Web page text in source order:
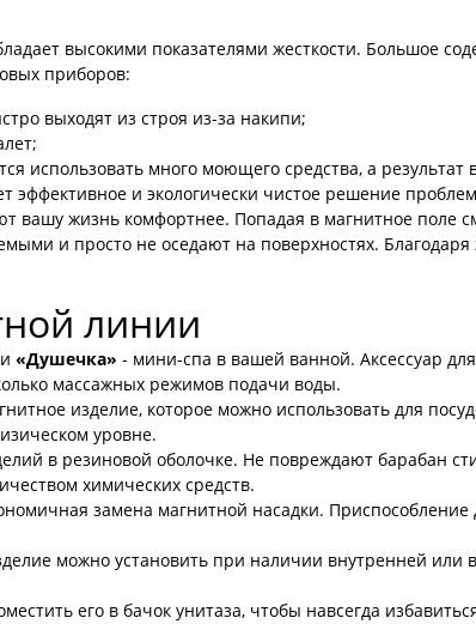
высокими показателями жесткости. Большое
приборов:
выходят из строя из-за накипи;
использовать много моющего средства, а результат
эффективное и экологически чистое решение
вашу жизнь комфортнее. Попадая в магнитное поле
и просто не оседают на поверхностях.
линии
«Душечка» - мини-спа в вашей ванной. Аксессуар
массажных режимов подачи воды.
изделие, которое можно использовать для
уровне.
в резиновой оболочке. Не повреждают барабан
химических средств.
замена магнитной насадки.
можно установить при наличии внутренней
его в бачок унитаза, чтобы навсегда